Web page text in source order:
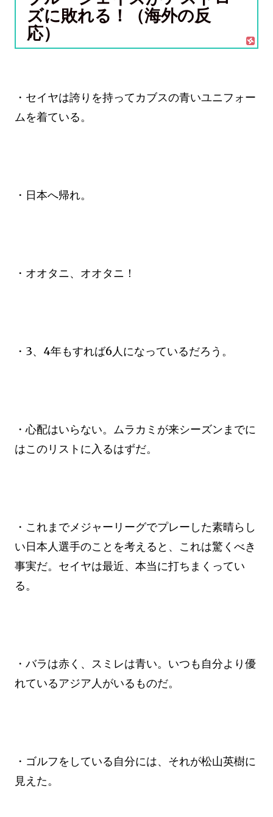
ズに敗れる！（海外の反
応）
・セイヤは誇りを持ってカブスの青いユニフォー
ムを着ている。
・日本へ帰れ。
・オオタニ、オオタニ！
・3、4年もすれば6人になっているだろう。
・心配はいらない。ムラカミが来シーズンまでに
はこのリストに入るはずだ。
・これまでメジャーリーグでプレーした素晴らし
い日本人選手のことを考えると、これは驚くべき
事実だ。セイヤは最近、本当に打ちまくってい
る。
・バラは赤く、スミレは青い。いつも自分より優
れているアジア人がいるものだ。
・ゴルフをしている自分には、それが松山英樹に
見えた。